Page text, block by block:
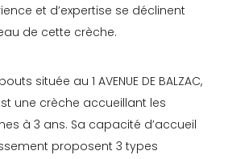
et d’expertise se déclinent
de cette crèche.
située au 1 AVENUE DE BALZAC,
est une crèche accueillant les
à 3 ans. Sa capacité d’accueil
proposent 3 types